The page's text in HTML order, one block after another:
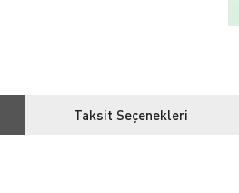
Taksit Seçenekleri